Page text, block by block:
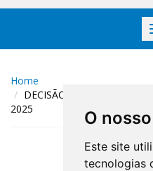
O
Este site
tecnologias
Home
DECISÃO COREN-DF N°
2025